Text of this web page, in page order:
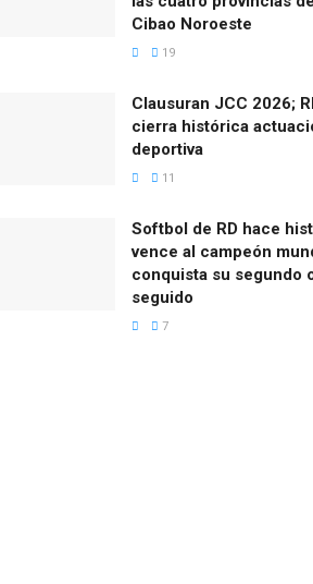
Cibao Noroeste
19
Clausuran JCC 2026;
cierra histórica
deportiva
11
Softbol de RD hace
vence al campeón
conquista su segundo
seguido
7